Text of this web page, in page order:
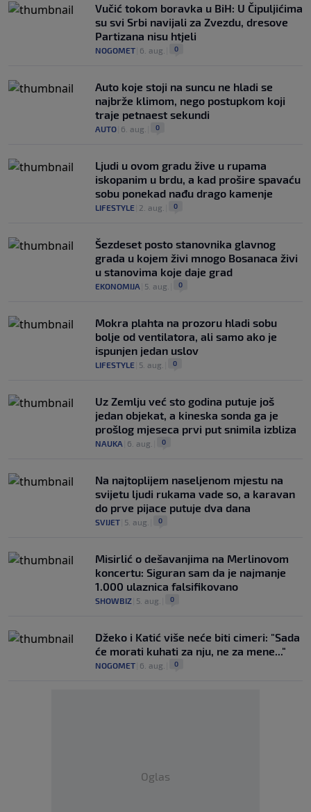
Vučić tokom boravka u BiH: U Čipuljićima
su svi Srbi navijali za Zvezdu, dresove
Partizana nisu htjeli
NOGOMET 6. aug. 0
Auto koje stoji na suncu ne hladi se
najbrže klimom, nego postupkom koji
traje petnaest sekundi
AUTO 6. aug. 0
Ljudi u ovom gradu žive u rupama
iskopanim u brdu, a kad prošire spavaću
sobu ponekad nađu drago kamenje
LIFESTYLE 2. aug. 0
Šezdeset posto stanovnika glavnog
grada u kojem živi mnogo Bosanaca živi
u stanovima koje daje grad
EKONOMIJA 5. aug. 0
Mokra plahta na prozoru hladi sobu
bolje od ventilatora, ali samo ako je
ispunjen jedan uslov
LIFESTYLE 5. aug. 0
Uz Zemlju već sto godina putuje još
jedan objekat, a kineska sonda ga je
prošlog mjeseca prvi put snimila izbliza
NAUKA 6. aug. 0
Na najtoplijem naseljenom mjestu na
svijetu ljudi rukama vade so, a karavan
do prve pijace putuje dva dana
SVIJET 5. aug. 0
Misirlić o dešavanjima na Merlinovom
koncertu: Siguran sam da je najmanje
1.000 ulaznica falsifikovano
SHOWBIZ 5. aug. 0
Džeko i Katić više neće biti cimeri: "Sada
će morati kuhati za nju, ne za mene..."
NOGOMET 6. aug. 0
Oglas